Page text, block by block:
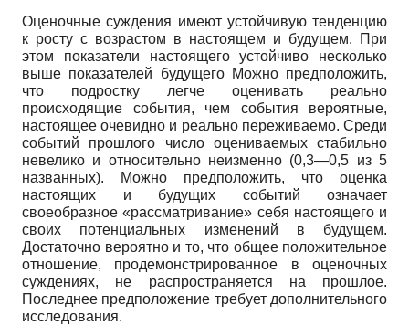
Оценочные суждения имеют устойчивую тенденцию
к росту с возрастом в настоящем и будущем. При
этом показатели настоящего устойчиво несколько
выше показателей будущего Можно предположить,
что подростку легче оценивать реально
происходящие события, чем события вероятные,
настоящее очевидно и реально переживаемо. Среди
событий прошлого число оцениваемых стабильно
невелико и относительно неизменно (0,3—0,5 из 5
названных). Можно предположить, что оценка
настоящих и будущих событий означает
своеобразное «рассматривание» себя настоящего и
своих потенциальных изменений в будущем.
Достаточно вероятно и то, что общее положительное
отношение, продемонстрированное в оценочных
суждениях, не распространяется на прошлое.
Последнее предположение требует дополнительного
исследования.